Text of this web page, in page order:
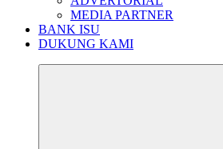
MEDIA PARTNER
BANK ISU
DUKUNG KAMI